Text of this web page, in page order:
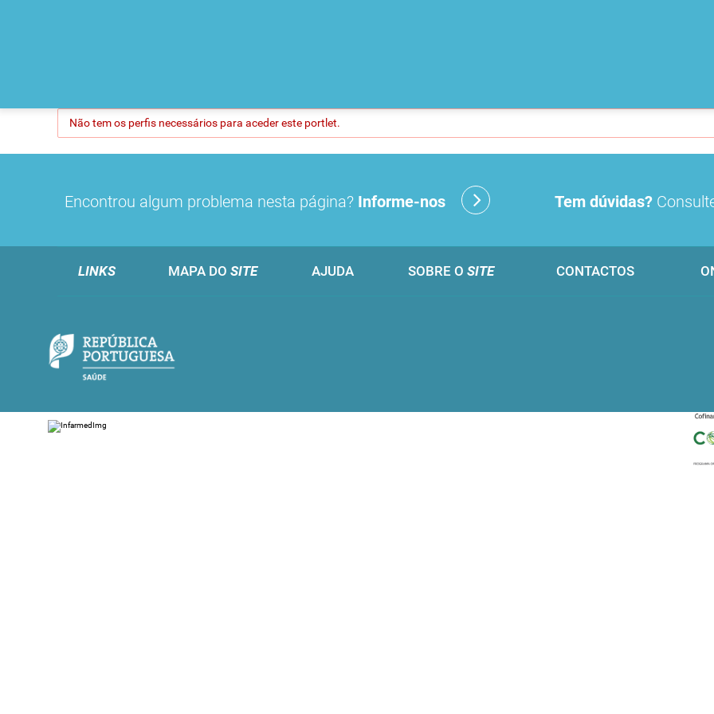
Não tem os perfis necessários para aceder este portlet.
Encontrou algum problema nesta página? Informe-nos Tem dúvidas?
LINKS MAPA DO SITE AJUDA SOBRE O SITE CONTACTOS